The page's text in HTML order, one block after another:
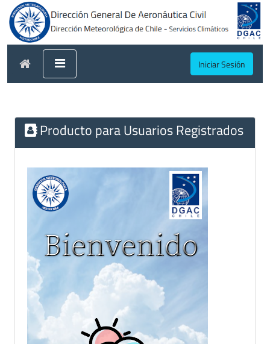
Iniciar Sesión
Producto para Usuarios Registrados